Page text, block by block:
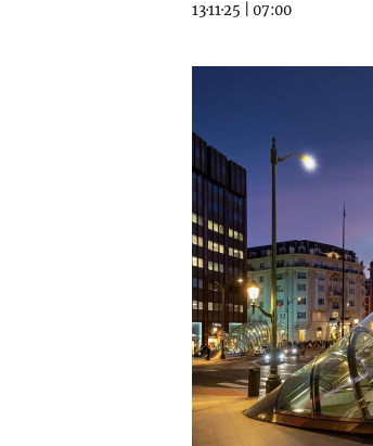
13·11·25 07:00